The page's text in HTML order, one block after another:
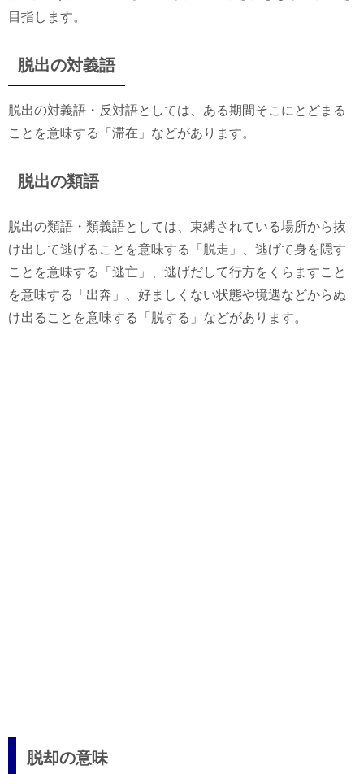
目指します。
脱出の対義語
脱出の対義語・反対語としては、ある期間そこにとどまる
ことを意味する「滞在」などがあります。
脱出の類語
脱出の類語・類義語としては、束縛されている場所から抜
け出して逃げることを意味する「脱走」、逃げて身を隠す
ことを意味する「逃亡」、逃げだして行方をくらますこと
を意味する「出奔」、好ましくない状態や境遇などからぬ
け出ることを意味する「脱する」などがあります。
脱却の意味